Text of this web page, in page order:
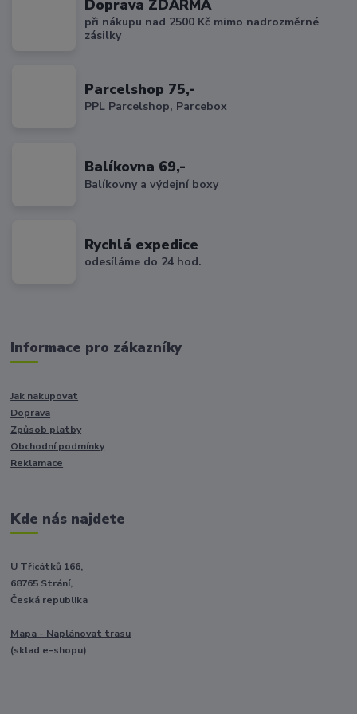
Doprava ZDARMA
při nákupu nad 2500 Kč mimo nadrozměrné
zásilky
Parcelshop 75,-
PPL Parcelshop, Parcebox
Balíkovna 69,-
Balíkovny a výdejní boxy
Rychlá expedice
odesíláme do 24 hod.
Informace pro zákazníky
Jak nakupovat
Doprava
Způsob platby
Obchodní podmínky
Reklamace
Kde nás najdete
U Třicátků 166,
68765 Strání,
Česká republika
Mapa - Naplánovat trasu
(sklad e-shopu)